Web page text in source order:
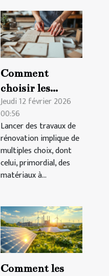
Comment
choisir les
meilleurs
matériaux pour
vos travaux de
rénovation ?
Jeudi 12 février 2026
00:56
Lancer des travaux de
rénovation implique de
multiples choix, dont
celui, primordial, des
matériaux à...
Comment les